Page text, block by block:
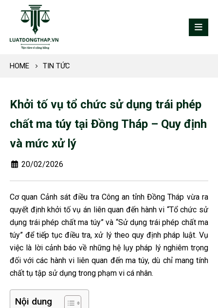
HOME TIN TỨC
Khởi tố vụ tổ chức sử dụng trái phép
chất ma túy tại Đồng Tháp – Quy định
và mức xử lý
20/02/2026
Cơ quan Cảnh sát điều tra Công an tỉnh Đồng Tháp vừa ra
quyết định khởi tố vụ án liên quan đến hành vi “Tổ chức sử
dụng trái phép chất ma túy” và “Sử dụng trái phép chất ma
túy” để tiếp tục điều tra, xử lý theo quy định pháp luật. Vụ
việc là lời cảnh báo về những hệ lụy pháp lý nghiêm trọng
đối với các hành vi liên quan đến ma túy, dù chỉ mang tính
chất tụ tập sử dụng trong phạm vi cá nhân.
Nội dung